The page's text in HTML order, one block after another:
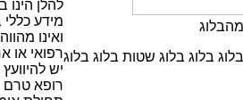
בלוג בלוג שטות בלוג בלוג
להלן הינו
מידע
ואינו
רפואי או
יש
רופא טרם